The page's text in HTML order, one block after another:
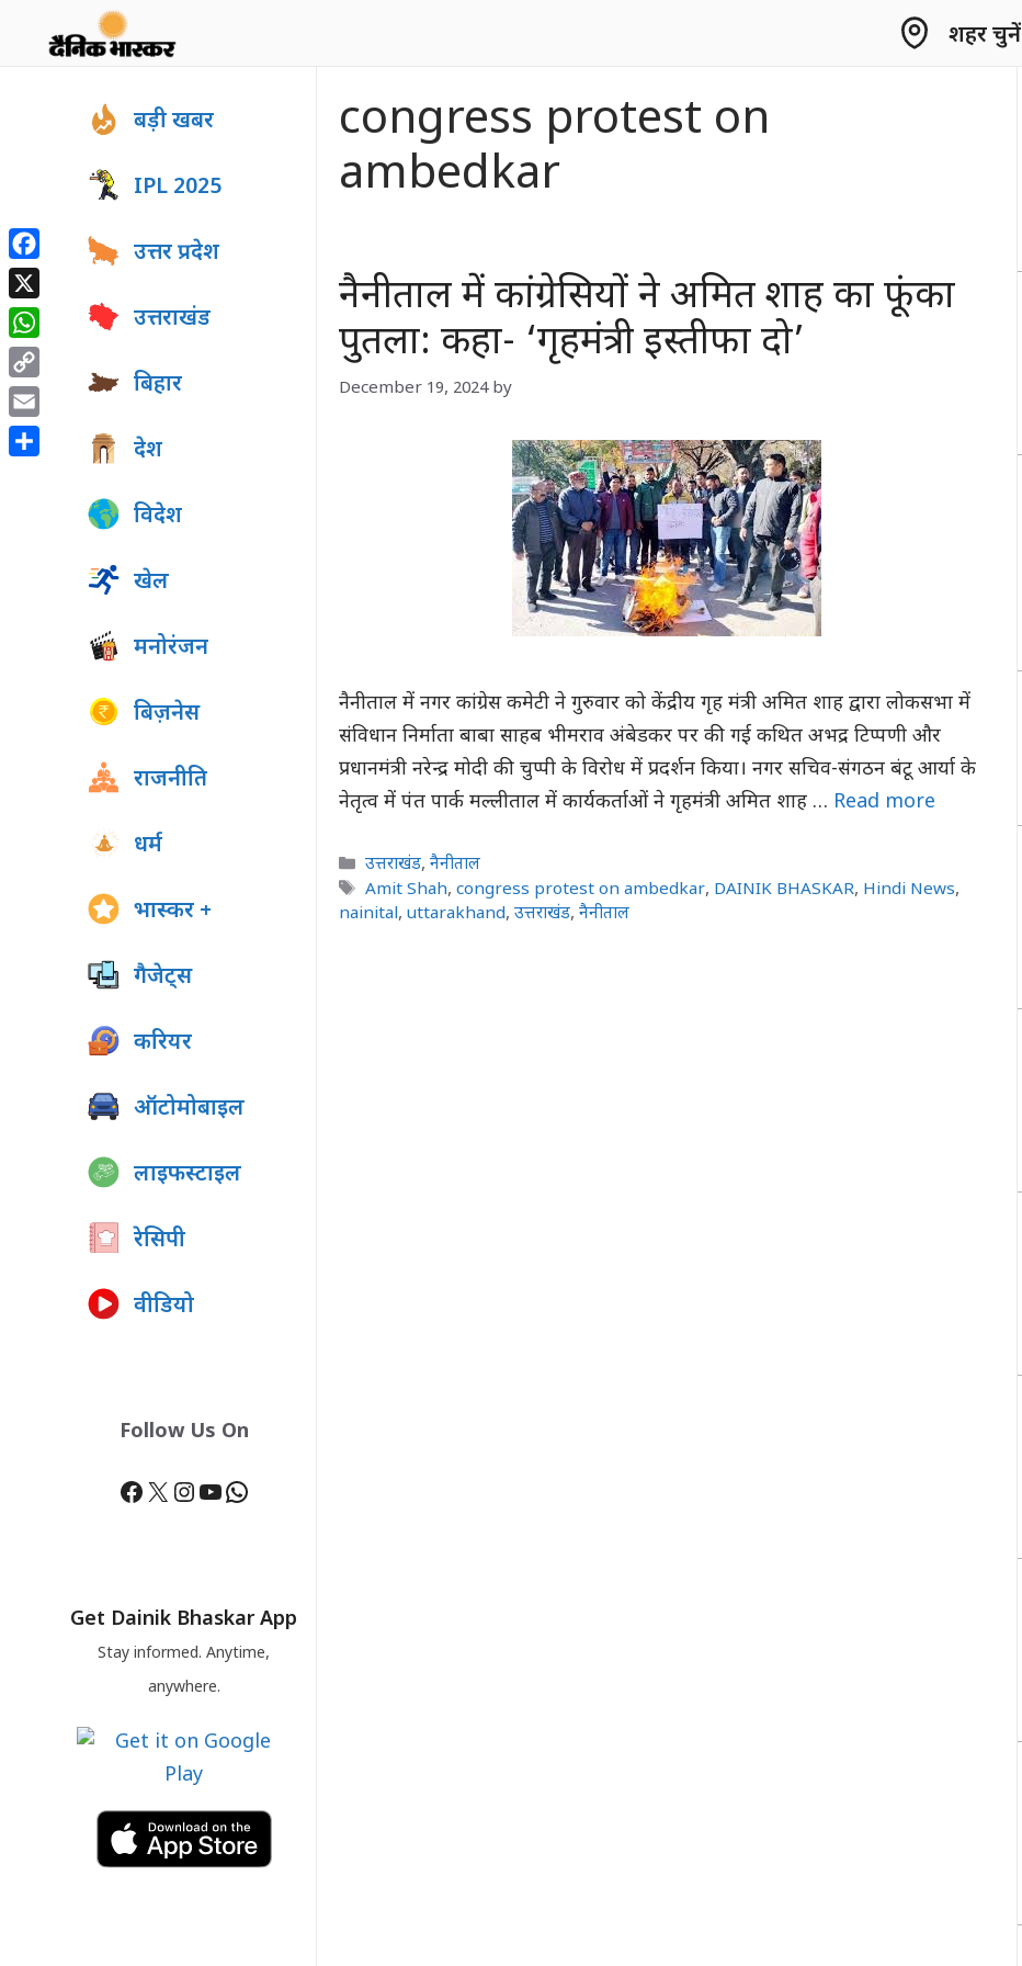
शहर चुनें
congress protest on
ambedkar
नैनीताल में कांग्रेसियों ने अमित शाह का फूंका
पुतला: कहा- ‘गृहमंत्री इस्तीफा दो’
December 19, 2024 by
नैनीताल में नगर कांग्रेस कमेटी ने गुरुवार को केंद्रीय गृह मंत्री अमित शाह द्वारा लोकसभा में
संविधान निर्माता बाबा साहब भीमराव अंबेडकर पर की गई कथित अभद्र टिप्पणी और
प्रधानमंत्री नरेन्द्र मोदी की चुप्पी के विरोध में प्रदर्शन किया। नगर सचिव-संगठन बंटू आर्या के
नेतृत्व में पंत पार्क मल्लीताल में कार्यकर्ताओं ने गृहमंत्री अमित शाह … Read more
Categories
उत्तराखंड,नैनीताल
Tags
Amit Shah,congress protest on ambedkar, DAINIK BHASKAR, Hindi News,
nainital, uttarakhand, उत्तराखंड, नैनीताल
बड़ी खबर
IPL 2025
उत्तर प्रदेश
उत्तराखंड
बिहार
देश
विदेश
खेल
मनोरंजन
बिज़नेस
राजनीति
धर्म
भास्कर +
गैजेट्स
करियर
ऑटोमोबाइल
लाइफस्टाइल
रेसिपी
वीडियो
Follow Us On
Facebook
X Instagram
YouTube
WhatsApp
Get Dainik Bhaskar App
Stay informed. Anytime,
anywhere.
Facebook
X
WhatsApp
Copy
Link
Email